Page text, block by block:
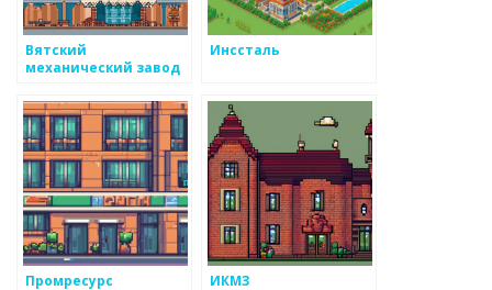
Вятский
механический завод
Инссталь
Промресурс ИКМЗ